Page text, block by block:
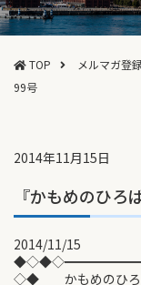
TOP メルマガ登
99号
2014年11月15日
『かもめのひ
2014/11/15
◇◆ かもめのひろ